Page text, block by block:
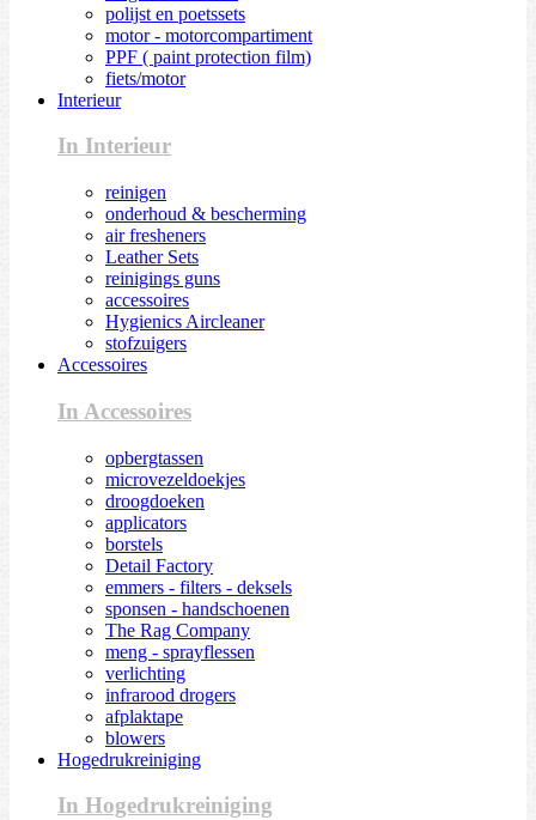
polijst en poetssets
motor - motorcompartiment
PPF ( paint protection film)
fiets/motor
Interieur
In Interieur
reinigen
onderhoud & bescherming
air fresheners
Leather Sets
reinigings guns
accessoires
Hygienics Aircleaner
stofzuigers
Accessoires
In Accessoires
opbergtassen
microvezeldoekjes
droogdoeken
applicators
borstels
Detail Factory
emmers - filters - deksels
sponsen - handschoenen
The Rag Company
meng - sprayflessen
verlichting
infrarood drogers
afplaktape
blowers
Hogedrukreiniging
In Hogedrukreiniging